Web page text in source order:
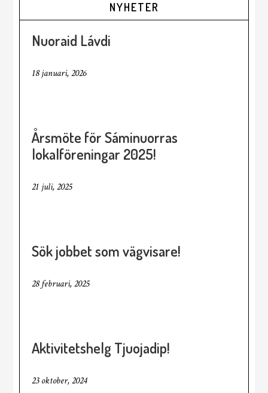
NYHETER
Nuoraid Lávdi
18 januari, 2026
Årsmöte för Sáminuorras
lokalföreningar 2025!
21 juli, 2025
Sök jobbet som vägvisare!
28 februari, 2025
Aktivitetshelg Tjuojadip!
23 oktober, 2024